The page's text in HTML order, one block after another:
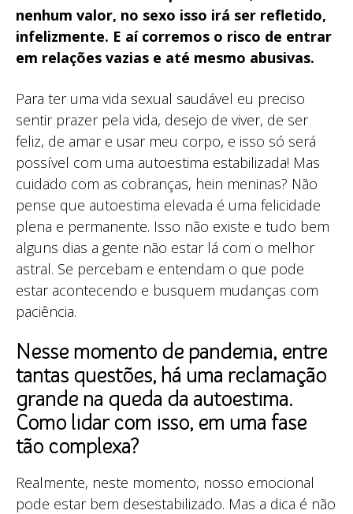
nenhum valor, no sexo isso irá ser refletido,
infelizmente. E aí corremos o risco de entrar
em relações vazias e até mesmo abusivas.
Para ter uma vida sexual saudável eu preciso
sentir prazer pela vida, desejo de viver, de ser
feliz, de amar e usar meu corpo, e isso só será
possível com uma autoestima estabilizada! Mas
cuidado com as cobranças, hein meninas? Não
pense que autoestima elevada é uma felicidade
plena e permanente. Isso não existe e tudo bem
alguns dias a gente não estar lá com o melhor
astral. Se percebam e entendam o que pode
estar acontecendo e busquem mudanças com
paciência.
Nesse momento de pandemia, entre
tantas questões, há uma reclamação
grande na queda da autoestima.
Como lidar com isso, em uma fase
tão complexa?
Realmente, neste momento, nosso emocional
pode estar bem desestabilizado. Mas a dica é não